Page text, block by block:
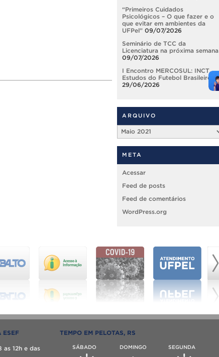
“Primeiros Cuidados
Psicológicos – O que fazer e o
que evitar em ambientes da
UFPel” 09/07/2026
Seminário de TCC da
Licenciatura na próxima semana
09/07/2026
I Encontro MERCOSUL: INCT
Estudos do Futebol Brasileiro
29/06/2026
ARQUIVO
Arquivo
META
Acessar
Feed de posts
Feed de comentários
WordPress.org
ESEF
as 12h e das
TEMPO EM PELOTAS, RS
SÁBADO DOMINGO SEGUNDA